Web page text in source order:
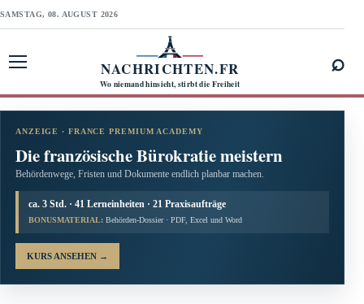
SAMSTAG, 08. AUGUST 2026
NACHRICHTEN.FR
Wo niemand hinsieht, stirbt die Freiheit
⌕
ANZEIGE · FRANCE PREMIUM ACADEMY
Die französische Bürokratie meistern
Behördenwege, Fristen und Dokumente endlich planbar machen.
ca. 3 Std. · 41 Lerneinheiten · 21 Praxisaufträge
BONUSMATERIAL: Behörden-Dossier · PDF, Excel und Word
KURS ANSEHEN →